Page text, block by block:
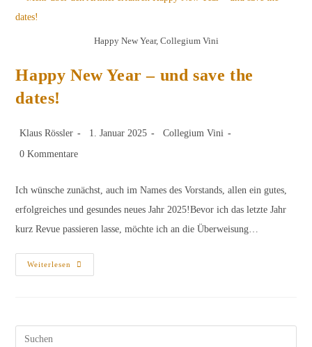
Happy New Year, Collegium Vini
Happy New Year – und save the
dates!
Beitrags-
Klaus Rössler
Beitrag
1. Januar 2025
Beitrags-
Collegium Vini
Beitrags-
0 Kommentare
Ich wünsche zunächst, auch im Names des Vorstands, allen ein gutes,
erfolgreiches und gesundes neues Jahr 2025!Bevor ich das letzte Jahr
kurz Revue passieren lasse, möchte ich an die Überweisung…
Weiterlesen
Happy
New